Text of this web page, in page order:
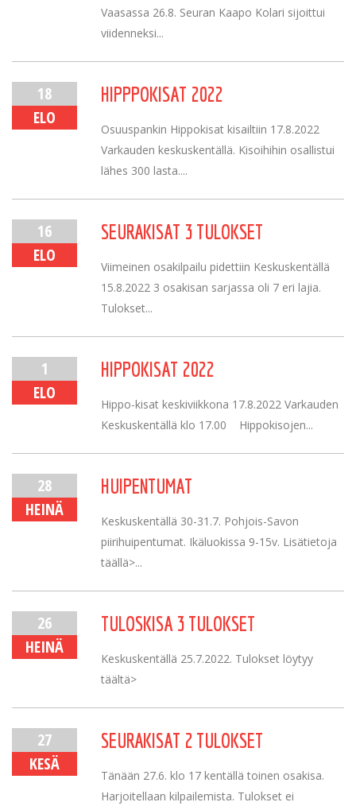
Vaasassa 26.8. Seuran Kaapo Kolari sijoittui
viidenneksi...
18
ELO
HIPPPOKISAT 2022
Osuuspankin Hippokisat kisailtiin 17.8.2022
Varkauden keskuskentällä. Kisoihihin osallistui
lähes 300 lasta....
16
ELO
SEURAKISAT 3 TULOKSET
Viimeinen osakilpailu pidettiin Keskuskentällä
15.8.2022 3 osakisan sarjassa oli 7 eri lajia.
Tulokset...
1
ELO
HIPPOKISAT 2022
Hippo-kisat keskiviikkona 17.8.2022 Varkauden
Keskuskentällä klo 17.00 Hippokisojen...
28
HEINÄ
HUIPENTUMAT
Keskuskentällä 30-31.7. Pohjois-Savon
piirihuipentumat. Ikäluokissa 9-15v. Lisätietoja
täällä>...
26
HEINÄ
TULOSKISA 3 TULOKSET
Keskuskentällä 25.7.2022. Tulokset löytyy
täältä>
27
KESÄ
SEURAKISAT 2 TULOKSET
Tänään 27.6. klo 17 kentällä toinen osakisa.
Harjoitellaan kilpailemista. Tulokset ei